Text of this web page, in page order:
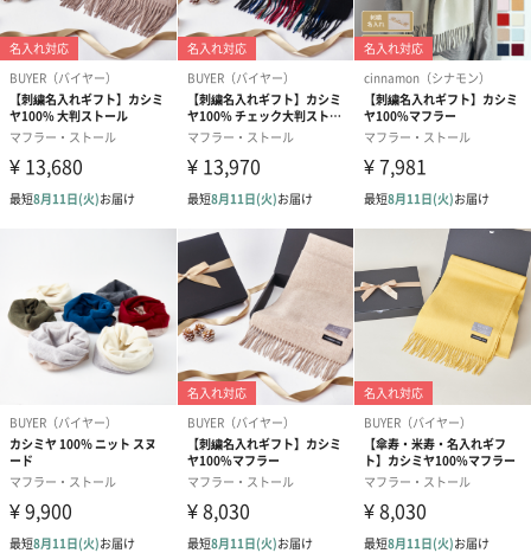
全体重量
約226g
製造国
中国
原産国
綿100％：自然栽培綿・ガラ紡糸使用
注意事項
・ガラ紡糸の特性上、糸の太さが均一でないため、見
かけ上寸法が異なる場合があります。
・洗濯をすると見た目が縮みますが、伸縮のある織地
なので使用すると伸びます。
とがございます。まだ濡れている状態で、タテヨコに
軽く伸ばし、元通りの形に整えてから干していただく
とほぼ元の寸法に戻ります。
・風合いを保つため、なるべく漂白剤を含まない無添
加の石けんをご使用ください。
・洗濯の際にはネットに入れ、水洗いを十分に行い、
形を整えて陰干ししてください。
・タンブル乾燥（乾燥機）はお避けください。
・風合いを損ねないよう製造途中の洗いを最小限にと
どめているため、綿のもつ油分が多く残っておりま
す。黄味色を帯びた部分は、お洗濯で徐々に薄まりま
す。また、綿の栽培時期などにより、色味が均一でな
いことがございます。
・本製品は化学薬品処理をおこなっていないため、綿
花の葉や茎が残っている場合がございます。商品特性
としてご理解ください。